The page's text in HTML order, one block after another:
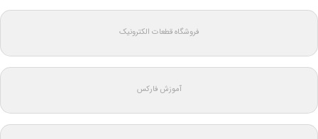
فروشگاه قطعات الکترونیک
آموزش فارکس